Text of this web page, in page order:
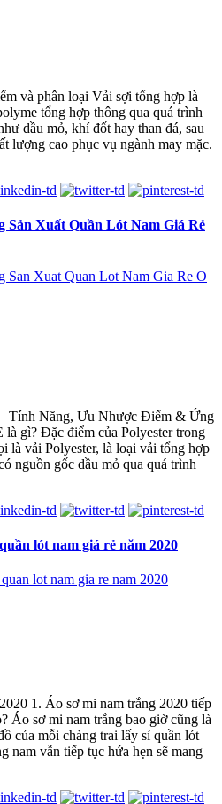
và phân loại Vải sợi tổng hợp là
tổng hợp thông qua quá trình
dầu mỏ, khí đốt hay than đá, sau
lượng cao phục vụ ngành may mặc.
Sản Xuất Quần Lót Nam Giá Rẻ
Tính Năng, Ưu Nhược Điểm & Ứng
gì? Đặc điểm của Polyester trong
là vải Polyester, là loại vải tổng hợp
nguồn gốc dầu mỏ qua quá trình
lót nam giá rẻ năm 2020
1. Áo sơ mi nam trắng 2020 tiếp
Áo sơ mi nam trắng bao giờ cũng là
của mỗi chàng trai lấy sỉ quần lót
nam vẫn tiếp tục hứa hẹn sẽ mang